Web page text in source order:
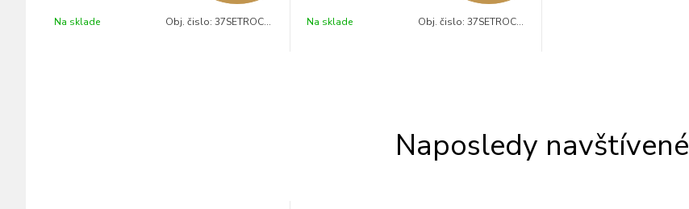
Na sklade Obj. čislo:37SETROCKS02 Na sklade Obj. čislo: 37SETROCKS03
Naposledy navštívené